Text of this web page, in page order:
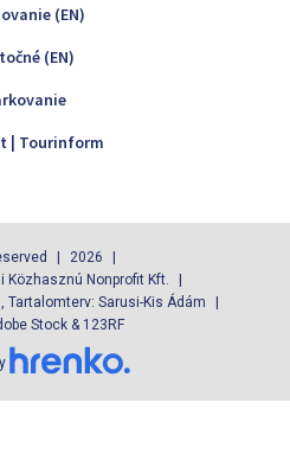
(EN)
(EN)
| Tourinform
2026
Közhasznú Nonprofit Kft.
Tartalomterv: Sarusi-Kis Ádám
Stock & 123RF